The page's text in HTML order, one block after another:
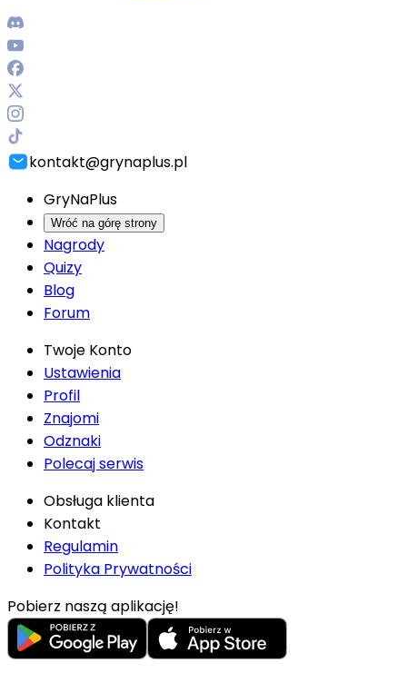
kontakt@grynaplus.pl
GryNaPlus
Wróć na górę strony
Nagrody
Quizy
Blog
Forum
Twoje Konto
Ustawienia
Profil
Znajomi
Odznaki
Polecaj serwis
Obsługa klienta
Kontakt
Regulamin
Polityka Prywatności
Pobierz naszą aplikację!